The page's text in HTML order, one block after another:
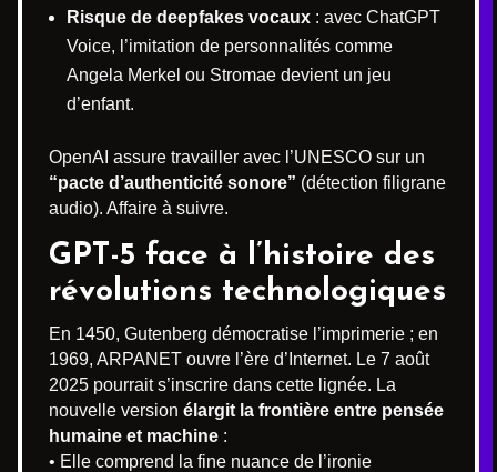
Risque de deepfakes vocaux : avec ChatGPT
Voice, l’imitation de personnalités comme
Angela Merkel ou Stromae devient un jeu
d’enfant.
OpenAI assure travailler avec l’UNESCO sur un
“pacte d’authenticité sonore” (détection filigrane
audio). Affaire à suivre.
GPT-5 face à l’histoire des
révolutions technologiques
En 1450, Gutenberg démocratise l’imprimerie ; en
1969, ARPANET ouvre l’ère d’Internet. Le 7 août
2025 pourrait s’inscrire dans cette lignée. La
nouvelle version élargit la frontière entre pensée
humaine et machine :
• Elle comprend la fine nuance de l’ironie